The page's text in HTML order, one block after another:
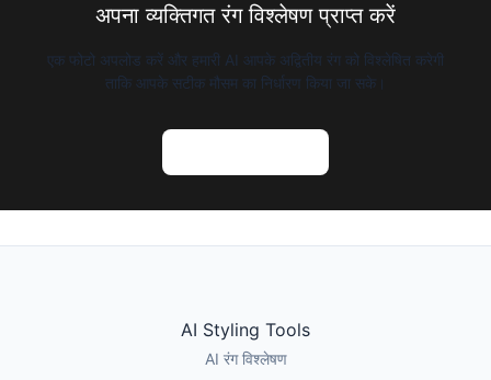
अपना व्यक्तिगत रंग विश्लेषण प्राप्त करें
एक फोटो अपलोड करें और हमारी AI आपके अद्वितीय रंग को विश्लेषित करेगी
ताकि आपके सटीक मौसम का निर्धारण किया जा सके।
AI Styling Tools
AI रंग विश्लेषण